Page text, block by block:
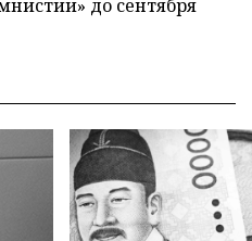
до сентября